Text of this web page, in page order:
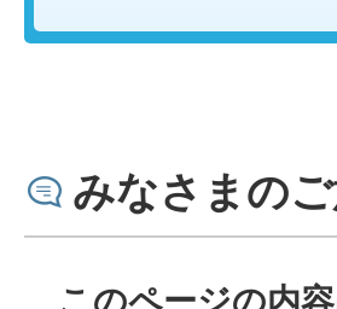
みなさまの
このページの内